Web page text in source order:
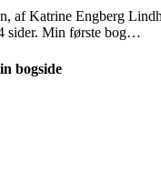
af Katrine Engberg
sider. Min første bog…
bogside